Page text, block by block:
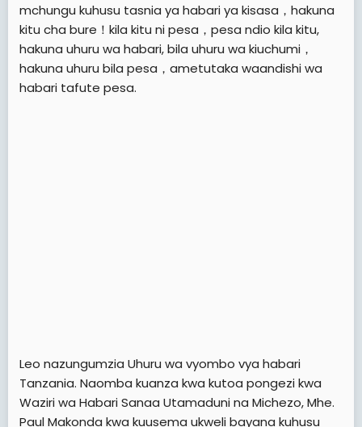
mchungu kuhusu tasnia ya habari ya kisasa，hakuna
kitu cha bure！kila kitu ni pesa，pesa ndio kila kitu,
hakuna uhuru wa habari, bila uhuru wa kiuchumi，
hakuna uhuru bila pesa，ametutaka waandishi wa
habari tafute pesa.
Leo nazungumzia Uhuru wa vyombo vya habari
Tanzania. Naomba kuanza kwa kutoa pongezi kwa
Waziri wa Habari Sanaa Utamaduni na Michezo, Mhe.
Paul Makonda kwa kuusema ukweli bayana kuhusu